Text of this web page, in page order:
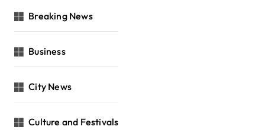
Breaking News
Business
City News
Culture and Festivals